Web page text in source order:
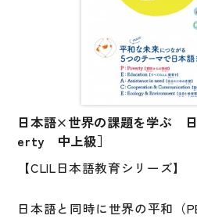
日本語と同時に世界の平和に
互いを理解し協調していく力
ェクト」に関する解説も掲載。
本書を手に、平和を目指すこ
してみませんか。
日本語×世界の課題を学ぶ
erty 中上級］
【CLIL日本語教育シリーズ】
日本語と同時に世界の平和（